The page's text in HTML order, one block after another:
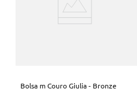
Bolsa m Couro Giulia - Bronze